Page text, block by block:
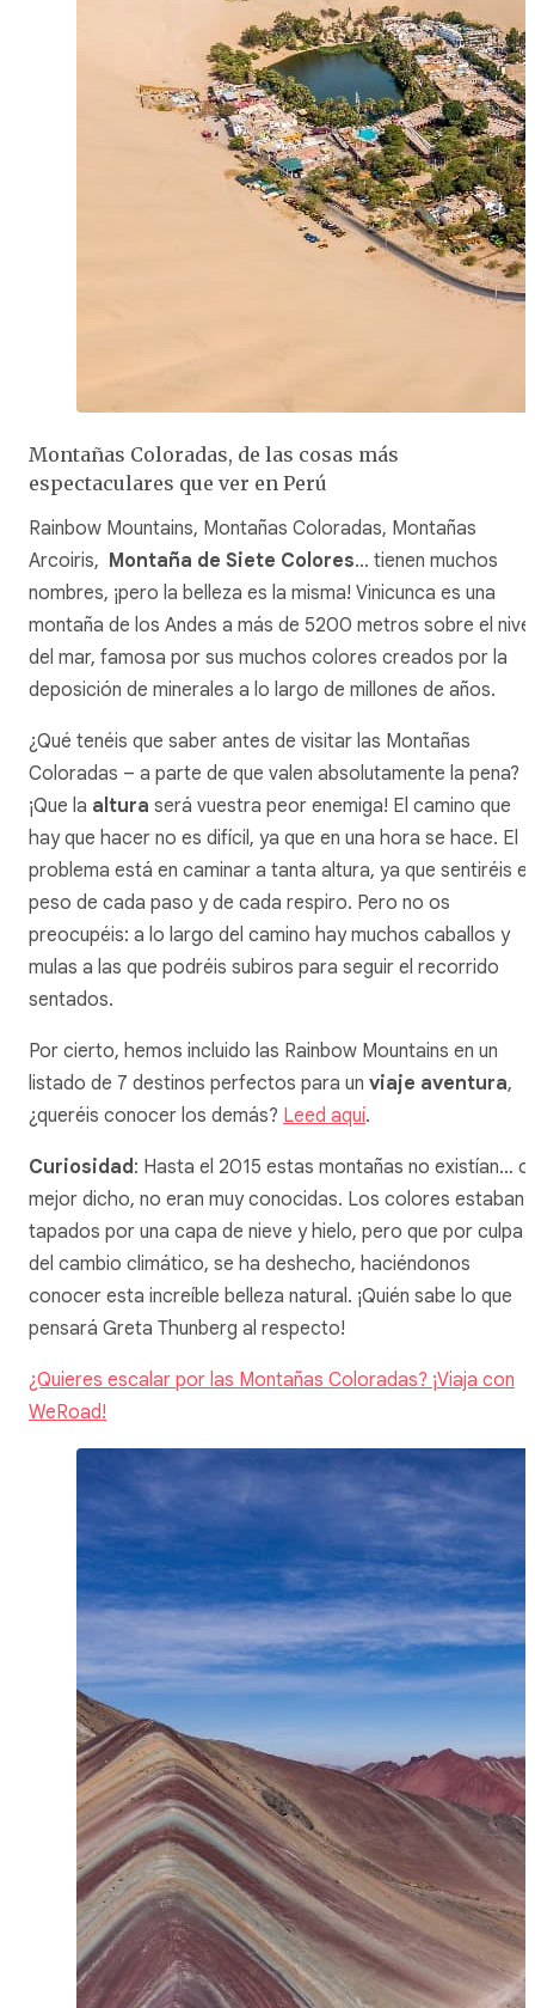
Montañas Coloradas, de las cosas más
espectaculares que ver en Perú
Rainbow Mountains, Montañas Coloradas, Montañas
Arcoiris, Montaña de Siete Colores… tienen muchos
nombres, ¡pero la belleza es la misma! Vinicunca es una
montaña de los Andes a más de 5200 metros sobre el nivel
del mar, famosa por sus muchos colores creados por la
deposición de minerales a lo largo de millones de años.
¿Qué tenéis que saber antes de visitar las Montañas
Coloradas – a parte de que valen absolutamente la pena?
¡Que la altura será vuestra peor enemiga! El camino que
hay que hacer no es difícil, ya que en una hora se hace. El
problema está en caminar a tanta altura, ya que sentiréis el
peso de cada paso y de cada respiro. Pero no os
preocupéis: a lo largo del camino hay muchos caballos y
mulas a las que podréis subiros para seguir el recorrido
sentados.
Por cierto, hemos incluido las Rainbow Mountains en un
listado de 7 destinos perfectos para un viaje aventura,
¿queréis conocer los demás? Leed aquí.
Curiosidad: Hasta el 2015 estas montañas no existían… o
mejor dicho, no eran muy conocidas. Los colores estaban
tapados por una capa de nieve y hielo, pero que por culpa
del cambio climático, se ha deshecho, haciéndonos
conocer esta increíble belleza natural. ¡Quién sabe lo que
pensará Greta Thunberg al respecto!
¿Quieres escalar por las Montañas Coloradas? ¡Viaja con
WeRoad!